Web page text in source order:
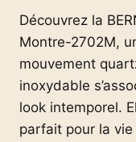
Découvrez la
Montre-2702M,
mouvement
inoxydable
look intemporel.
parfait pour la